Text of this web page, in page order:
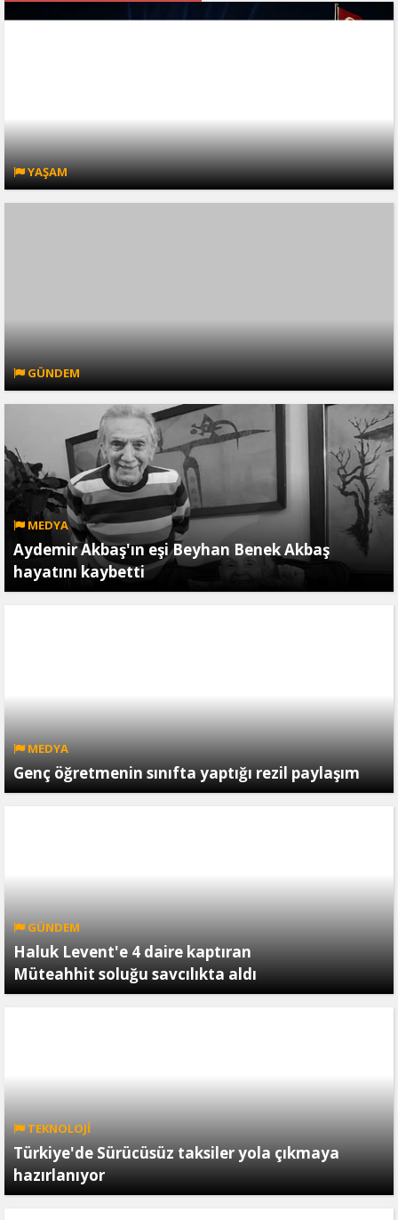
YAŞAM
GÜNDEM
MEDYA
Aydemir Akbaş'ın eşi Beyhan Benek Akbaş
hayatını kaybetti
MEDYA
Genç öğretmenin sınıfta yaptığı rezil paylaşım
GÜNDEM
Haluk Levent'e 4 daire kaptıran
Müteahhit soluğu savcılıkta aldı
TEKNOLOJİ
Türkiye'de Sürücüsüz taksiler yola çıkmaya
hazırlanıyor